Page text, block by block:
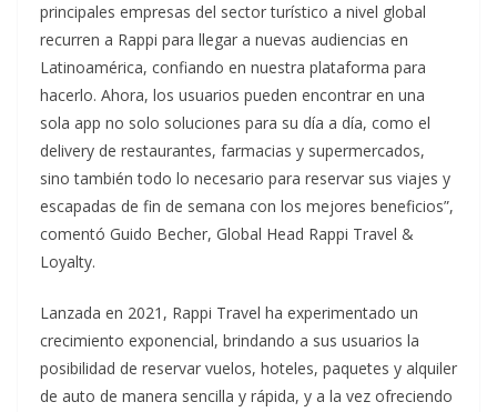
principales empresas del sector turístico a nivel global
recurren a Rappi para llegar a nuevas audiencias en
Latinoamérica, confiando en nuestra plataforma para
hacerlo. Ahora, los usuarios pueden encontrar en una
sola app no solo soluciones para su día a día, como el
delivery de restaurantes, farmacias y supermercados,
sino también todo lo necesario para reservar sus viajes y
escapadas de fin de semana con los mejores beneficios”,
comentó Guido Becher, Global Head Rappi Travel &
Loyalty.
Lanzada en 2021, Rappi Travel ha experimentado un
crecimiento exponencial, brindando a sus usuarios la
posibilidad de reservar vuelos, hoteles, paquetes y alquiler
de auto de manera sencilla y rápida, y a la vez ofreciendo